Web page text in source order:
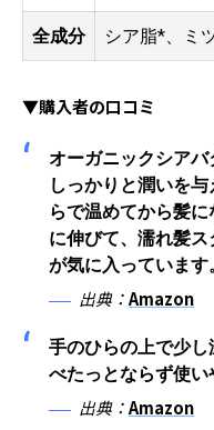
全成分 シア脂*、ミ
▼購入者の口コミ
オーガニックシア
しっかりと潤いを
らで温めてから髪
に伸びて、濡れ髪
が気に入っています。
出典：Amazon
手のひらの上で少し
べたっとならず使い
出典：Amazon